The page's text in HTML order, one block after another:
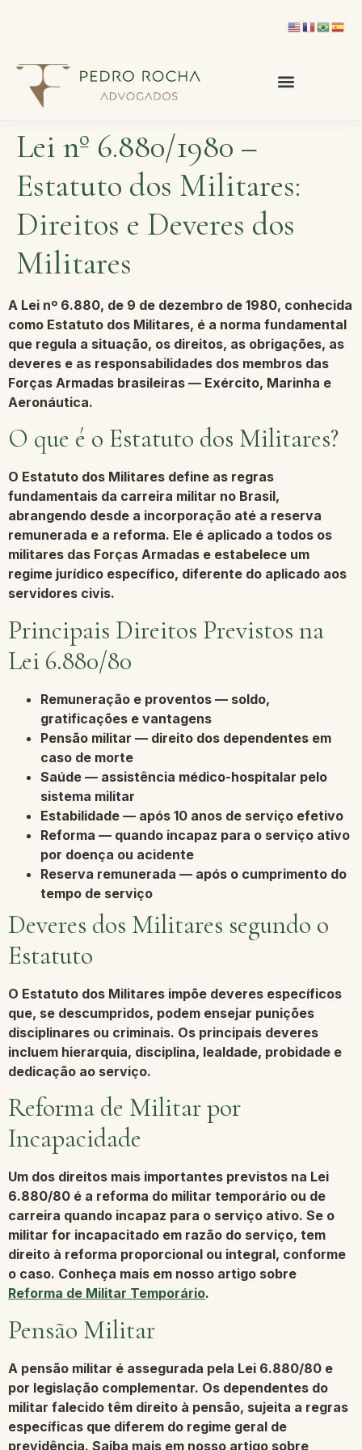
Lei nº 6.880/1980 –
Estatuto dos Militares:
Direitos e Deveres dos
Militares
A Lei nº 6.880, de 9 de dezembro de 1980, conhecida
como Estatuto dos Militares, é a norma fundamental
que regula a situação, os direitos, as obrigações, as
deveres e as responsabilidades dos membros das
Forças Armadas brasileiras — Exército, Marinha e
Aeronáutica.
O que é o Estatuto dos Militares?
O Estatuto dos Militares define as regras
fundamentais da carreira militar no Brasil,
abrangendo desde a incorporação até a reserva
remunerada e a reforma. Ele é aplicado a todos os
militares das Forças Armadas e estabelece um
regime jurídico específico, diferente do aplicado aos
servidores civis.
Principais Direitos Previstos na
Lei 6.880/80
Remuneração e proventos — soldo,
gratificações e vantagens
Pensão militar — direito dos dependentes em
caso de morte
Saúde — assistência médico-hospitalar pelo
sistema militar
Estabilidade — após 10 anos de serviço efetivo
Reforma — quando incapaz para o serviço ativo
por doença ou acidente
Reserva remunerada — após o cumprimento do
tempo de serviço
Deveres dos Militares segundo o
Estatuto
O Estatuto dos Militares impõe deveres específicos
que, se descumpridos, podem ensejar punições
disciplinares ou criminais. Os principais deveres
incluem hierarquia, disciplina, lealdade, probidade e
dedicação ao serviço.
Reforma de Militar por
Incapacidade
Um dos direitos mais importantes previstos na Lei
6.880/80 é a reforma do militar temporário ou de
carreira quando incapaz para o serviço ativo. Se o
militar for incapacitado em razão do serviço, tem
direito à reforma proporcional ou integral, conforme
o caso. Conheça mais em nosso artigo sobre
Reforma de Militar Temporário.
Pensão Militar
A pensão militar é assegurada pela Lei 6.880/80 e
por legislação complementar. Os dependentes do
militar falecido têm direito à pensão, sujeita a regras
específicas que diferem do regime geral de
previdência. Saiba mais em nosso artigo sobre